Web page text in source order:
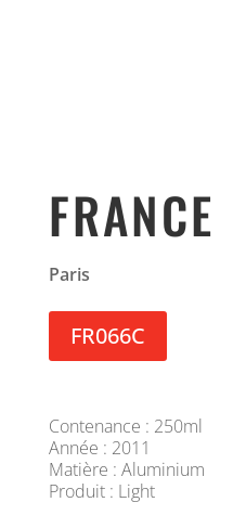
FRANCE
Paris
FR066C
Contenance : 250ml
Année : 2011
Matière : Aluminium
Produit : Light